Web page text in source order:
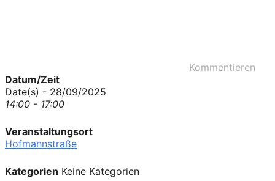
Kommentieren
Datum/Zeit
Date(s) - 28/09/2025
14:00 - 17:00
Veranstaltungsort
Hofmannstraße
Kategorien Keine Kategorien